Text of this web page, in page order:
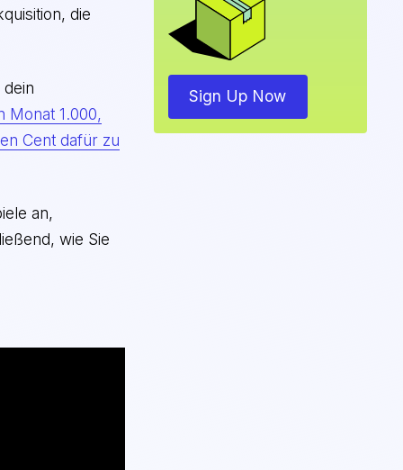
die
Monat 1.000,
Cent dafür zu
an,
wie Sie
Sign Up Now